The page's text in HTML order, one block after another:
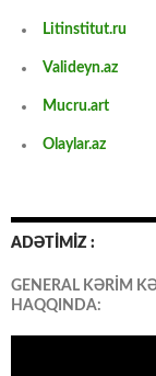
Litinstitut.ru
Valideyn.az
Mucru.art
Olaylar.az
ADƏTİMİZ :
GENERAL KƏRİM
HAQQINDA: